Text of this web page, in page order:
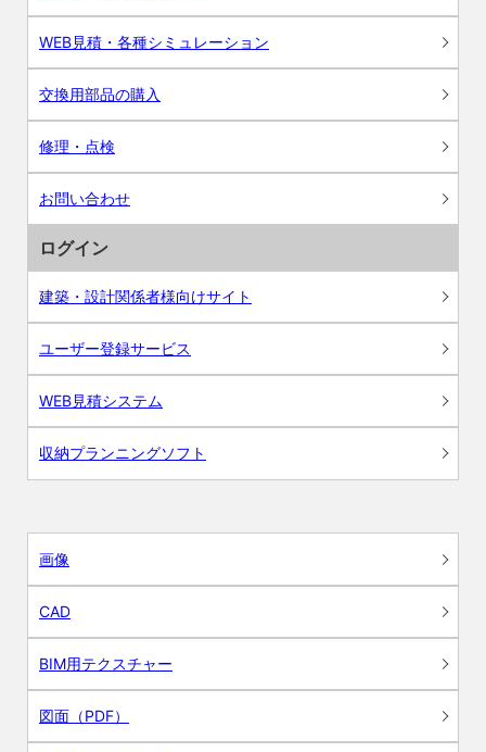
WEB見積・各種シミュレーション
交換用部品の購入
修理・点検
お問い合わせ
ログイン
建築・設計関係者様向けサイト
ユーザー登録サービス
WEB見積システム
収納プランニングソフト
画像
CAD
BIM用テクスチャー
図面（PDF）